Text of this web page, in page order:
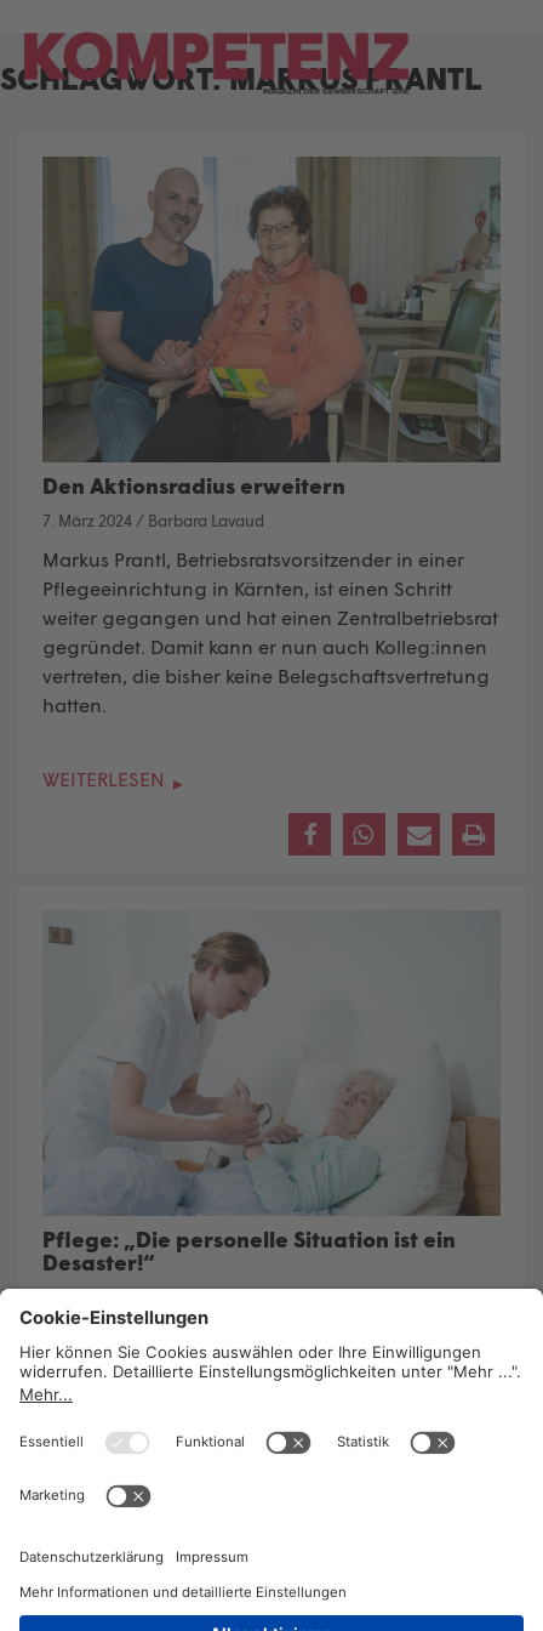
content
SCHLAGWORT:MARKUS PRANTL
Den Aktionsradius erweitern
7. März 2024 / Barbara Lavaud
Markus Prantl, Betriebsratsvorsitzender in einer
Pflegeeinrichtung in Kärnten, ist einen Schritt
weiter gegangen und hat einen Zentralbetriebsrat
gegründet. Damit kann er nun auch Kolleg:innen
vertreten, die bisher keine Belegschaftsvertretung
hatten.
WEITERLESEN
Pflege: „Die personelle Situation ist ein
Desaster!“
In der Pflege fehlt es überall am Personal und am
Nachwuchs, die Situation ist nach wie vor extrem
angespannt. Sabine Maier und Markus Prantl,
kritisieren den akuten Personalmangel und
fordern von der Politik tiefgreifende
Verbesserungen.
WEITERLESEN